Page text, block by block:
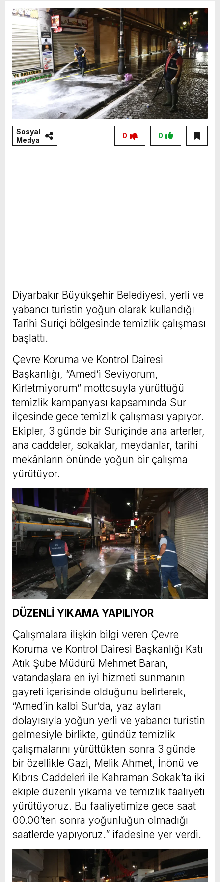
Sosyal
Medya
0
0
Diyarbakır Büyükşehir Belediyesi, yerli ve
yabancı turistin yoğun olarak kullandığı
Tarihi Suriçi bölgesinde temizlik çalışması
başlattı.
Çevre Koruma ve Kontrol Dairesi
Başkanlığı, “Amed’i Seviyorum,
Kirletmiyorum” mottosuyla yürüttüğü
temizlik kampanyası kapsamında Sur
ilçesinde gece temizlik çalışması yapıyor.
Ekipler, 3 günde bir Suriçinde ana arterler,
ana caddeler, sokaklar, meydanlar, tarihi
mekânların önünde yoğun bir çalışma
yürütüyor.
DÜZENLİ YIKAMA YAPILIYOR
Çalışmalara ilişkin bilgi veren Çevre
Koruma ve Kontrol Dairesi Başkanlığı Katı
Atık Şube Müdürü Mehmet Baran,
vatandaşlara en iyi hizmeti sunmanın
gayreti içerisinde olduğunu belirterek,
“Amed’in kalbi Sur’da, yaz ayları
dolayısıyla yoğun yerli ve yabancı turistin
gelmesiyle birlikte, gündüz temizlik
çalışmalarını yürüttükten sonra 3 günde
bir özellikle Gazi, Melik Ahmet, İnönü ve
Kıbrıs Caddeleri ile Kahraman Sokak’ta iki
ekiple düzenli yıkama ve temizlik faaliyeti
yürütüyoruz. Bu faaliyetimize gece saat
00.00’ten sonra yoğunluğun olmadığı
saatlerde yapıyoruz.” ifadesine yer verdi.